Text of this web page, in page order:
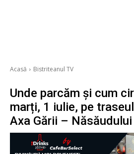
Acasă Bistriteanul TV
Unde parcăm și cum
marți, 1 iulie, pe
Axa Gării – Năsăudului